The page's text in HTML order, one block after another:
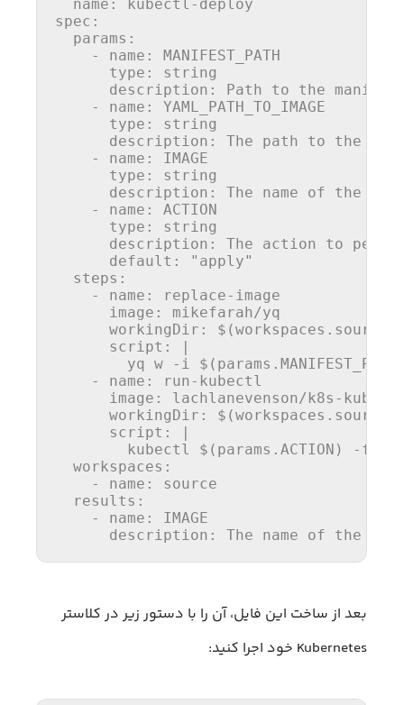
name : kubectl-deploy
spec:
params :
    -
name : MANIFEST_PATH
type : string
      description: Path
to the
    -
name : YAML_PATH_TO_IMAGE
type : string
      description: The path
to the
    -
name : IMAGE
type : string
      description: The
name of the
    -
name : ACTION
type : string
      description: The
action to
default :
"apply"
  steps:
    -
name : replace- image
image : mikefarah/yq
workingDir:
      script: |
        yq w -i $(
params
    -
name : run-kubectl
image : lachlanevenson/k8s-
workingDir:
      script: |
        kubectl $(
params . ACTION ) -f $(
  workspaces:
    -
name : source
  results:
    -
name : IMAGE
      description: The
name of the
بعد از ساخت این فایل، آن را با دستور زیر در کلاستر
Kubernetes خود اجرا کنید: